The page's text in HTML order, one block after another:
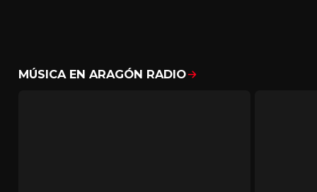
MÚSICA EN ARAGÓN RADIO Mostrar todo